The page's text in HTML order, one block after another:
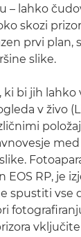
– lahko
skozi
prvi plan,
slike.
bi jih lahko
v živo
EOS RP, je
spustiti vse